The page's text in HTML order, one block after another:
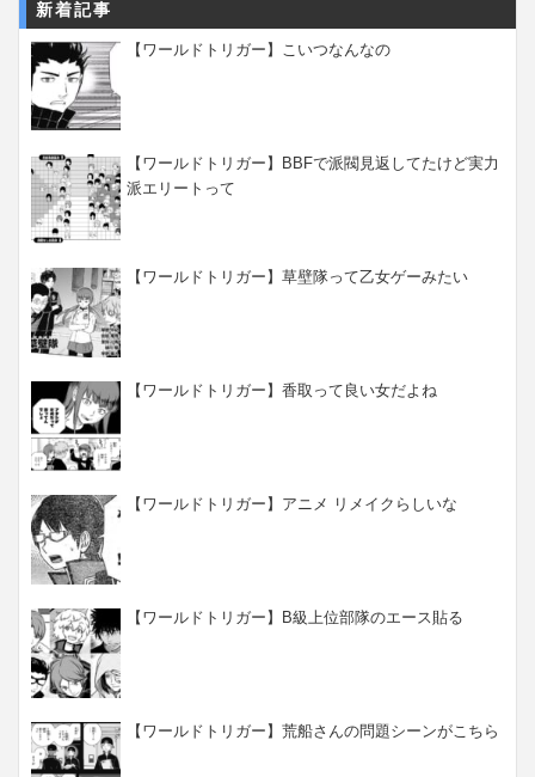
新着記事
【ワールドトリガー】こいつなんなの
【ワールドトリガー】BBFで派閥見返してたけど実力
派エリートって
【ワールドトリガー】草壁隊って乙女ゲーみたい
【ワールドトリガー】香取って良い女だよね
【ワールドトリガー】アニメ リメイクらしいな
【ワールドトリガー】B級上位部隊のエース貼る
【ワールドトリガー】荒船さんの問題シーンがこちら